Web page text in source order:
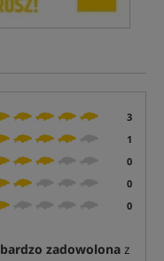
3
1
0
0
0
bardzo zadowolona z